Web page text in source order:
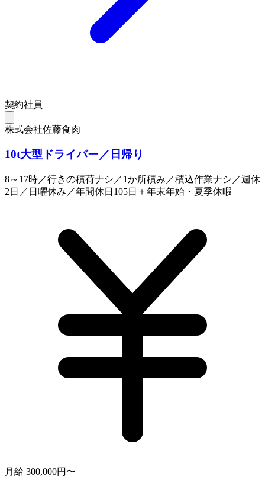
契約社員
株式会社佐藤食肉
10t大型ドライバー／日帰り
8～17時／行きの積荷ナシ／1か所積み／積込作業ナシ／週休
2日／日曜休み／年間休日105日＋年末年始・夏季休暇
月給 300,000円〜